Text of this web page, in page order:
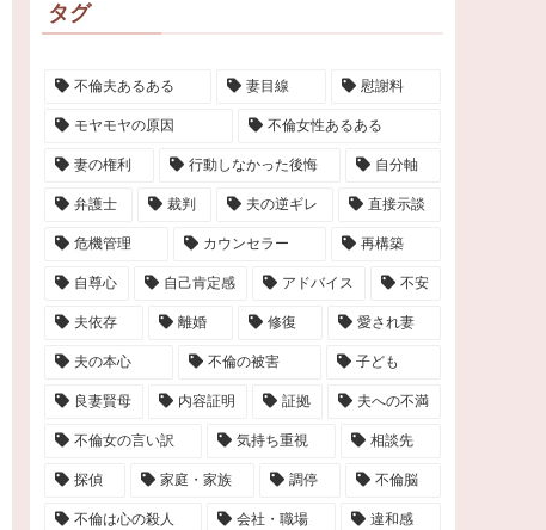
タグ
不倫夫あるある 妻目線 慰謝料
モヤモヤの原因 不倫女性あるある
妻の権利 行動しなかった後悔 自分軸
弁護士 裁判 夫の逆ギレ 直接示談
危機管理 カウンセラー 再構築
自尊心 自己肯定感 アドバイス 不安
夫依存 離婚 修復 愛され妻
夫の本心 不倫の被害 子ども
良妻賢母 内容証明 証拠 夫への不満
不倫女の言い訳 気持ち重視 相談先
探偵 家庭・家族 調停 不倫脳
不倫は心の殺人 会社・職場 違和感